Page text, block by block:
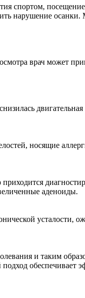
спортом,
нарушение
врач может
носящие
аденоиды.
усталости,
и таким
обеспечивает